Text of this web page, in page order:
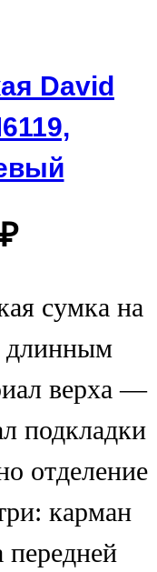
David
₽
сумка на
длинным
верха —
подкладки
отделение
карман
передней